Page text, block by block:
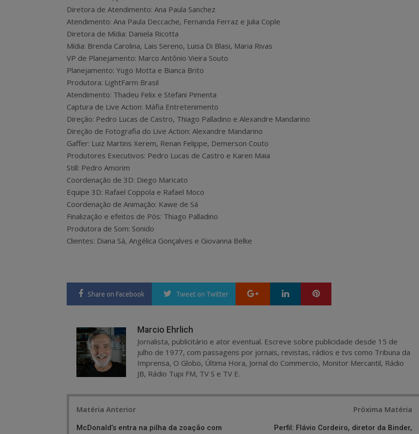
Diretora de Atendimento: Ana Paula Sanchez
Atendimento: Ana Paula Deccache, Fernanda Ferraz e Julia Cople
Diretora de Mídia: Daniela Ricotta
Mídia: Brenda Carolina, Lais Sereno, Luisa Di Blasi, Maria Rivas
VP de Planejamento: Marco Antônio Vieira Souto
Planejamento: Yugo Motta e Bianca Brito
Produtora: LightFarm Brasil
Atendimento: Thadeu Felix e Stefani Pimenta
Captura de Live Action: Máfia Entretenimento
Direção: Pedro Lucas de Castro, Thiago Palladino e Alexandre Mandarino
Direção de Fotografia do Live Action: Alexandre Mandarino
Gaffer: Luiz Martins Xerem, Renan Felippe, Demerson Couto
Produtores Executivos: Pedro Lucas de Castro e Karen Maia
Still: Pedro Amorim
Coordenação de 3D: Diego Maricato
Equipe 3D: Rafael Coppola e Rafael Moco
Coordenação de Animação: Kawe de Sá
Finalização e efeitos de Pós: Thiago Palladino
Produtora de Som: Sonido
Clientes: Diana Sá, Angélica Gonçalves e Giovanna Belke
Share on Facebook Tweet on Twitter Google+ LinkedIn
Marcio Ehrlich
Jornalista, publicitário e ator eventual. Escreve sobre publicidade desde 15 de
julho de 1977, com passagens por jornais, revistas, rádios e tvs como Tribuna da
Imprensa, O Globo, Última Hora, Jornal do Commercio, Monitor Mercantil, Rádio
JB, Rádio Tupi FM, TV S e TV E.
Matéria Anterior
McDonald’s entra na pilha da zoação com
Próxima Matéria
Perfil: Flávio Cordeiro, diretor da Binder,